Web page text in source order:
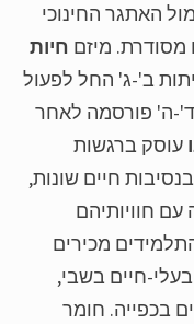
החינוכי
מיזםחיות
ב'-ג' החל לפעול
ד'-ה' פורסמה לאחר
ברגשות
חיים שונות,
מכירים
חיים בשבי,
חומר